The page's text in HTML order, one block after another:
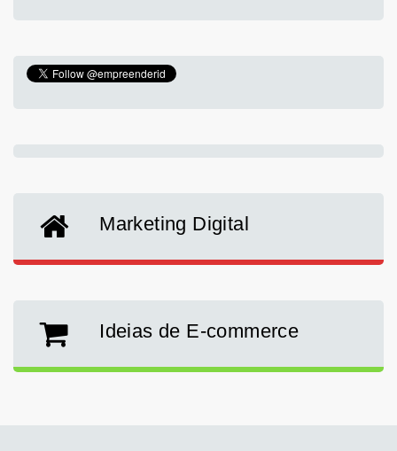
Marketing Digital
Ideias de E-commerce